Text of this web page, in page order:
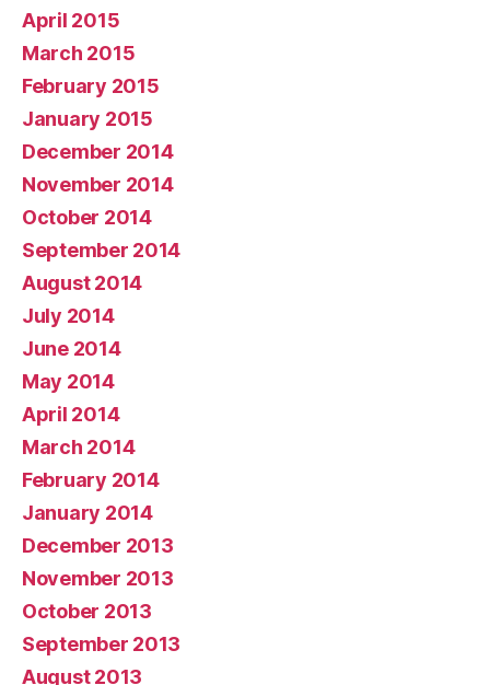
April 2015
March 2015
February 2015
January 2015
December 2014
November 2014
October 2014
September 2014
August 2014
July 2014
June 2014
May 2014
April 2014
March 2014
February 2014
January 2014
December 2013
November 2013
October 2013
September 2013
August 2013